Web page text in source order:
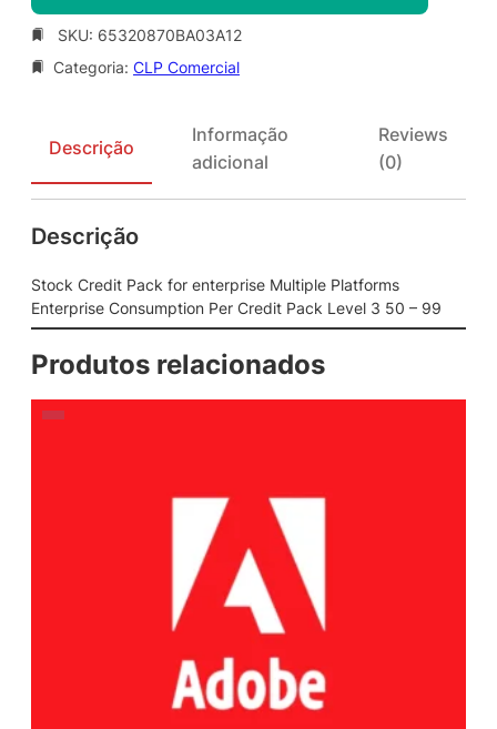
SKU: 65320870BA03A12
Categoria: CLP Comercial
Descrição
Informação
adicional
Reviews
(0)
Descrição
Stock Credit Pack for enterprise Multiple Platforms
Enterprise Consumption Per Credit Pack Level 3 50 – 99
Produtos relacionados